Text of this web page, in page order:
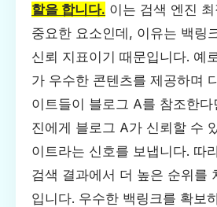
할을 합니다. 이는 검색 엔진
중요한 요소인데, 이유는 백링
신뢰 지표이기 때문입니다. 예
가 우수한 콘텐츠를 제공하며
이트들이 블로그 A를 참조한
진에게 블로그 A가 신뢰할 수
이트라는 신호를 보냅니다. 따
검색 결과에서 더 높은 순위를
입니다. 우수한 백링크를 확보